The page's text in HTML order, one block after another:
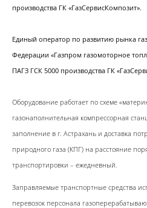
производства ГК «ГазСервисКомпозит».
Единый оператор по развитию рынка
Федерации «Газпром газомоторное
ПАГЗ ГСК 5000 производства ГК
Оборудование работает по схеме
газонаполнительная компрессорная
заполнение в г. Астрахань и доставка
природного газа (КПГ) на расстояние
транспортировки – ежедневный.
Заправляемые транспортные средства
перевозок персонала